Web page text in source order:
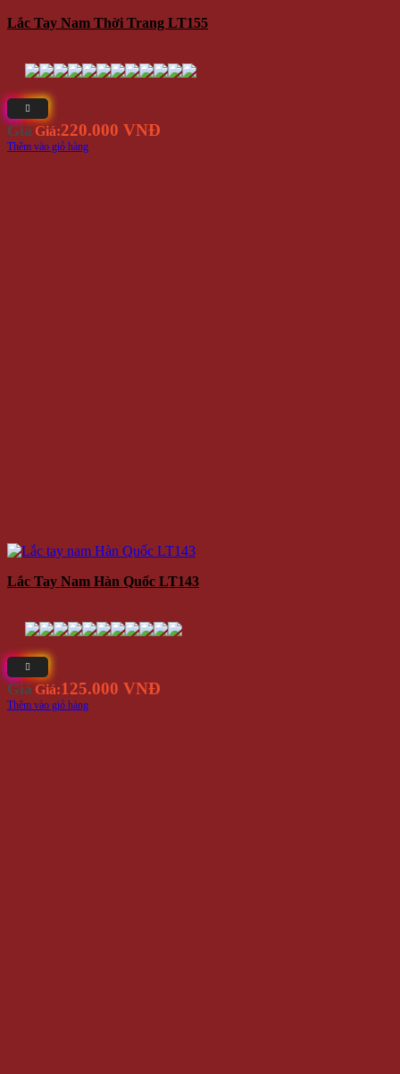
Lắc Tay Nam Thời Trang LT155
Giá Giá:220.000 VNĐ
Thêm vào giỏ hàng
Lắc Tay Nam Hàn Quốc LT143
Giá Giá:125.000 VNĐ
Thêm vào giỏ hàng